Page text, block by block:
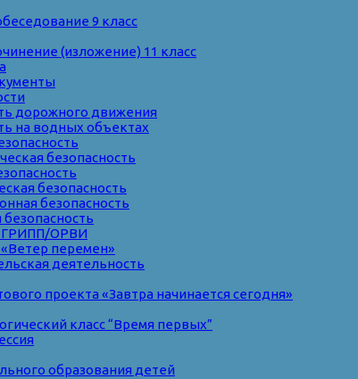
9 класс
(изложение) 11 класс
дорожного движения
на водных объектах
безопасность
безопасность
безопасность
ГРИПП/ОРВИ
перемен»
деятельность
проекта «Завтра начинается сегодня»
класс “Время первых”
образования детей